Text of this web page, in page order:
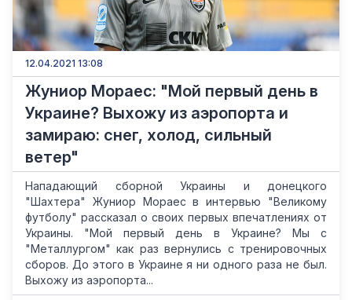
12.04.2021 13:08
Жуниор Мораес: "Мой первый день в
Украине? Выхожу из аэропорта и
замираю: снег, холод, сильный
ветер"
Нападающий сборной Украины и донецкого
"Шахтера" Жуниор Мораес в интервью "Великому
футболу" рассказал о своих первых впечатлениях от
Украины. "Мой первый день в Украине? Мы с
"Металлургом" как раз вернулись с тренировочных
сборов. До этого в Украине я ни одного раза не был.
Выхожу из аэропорта...